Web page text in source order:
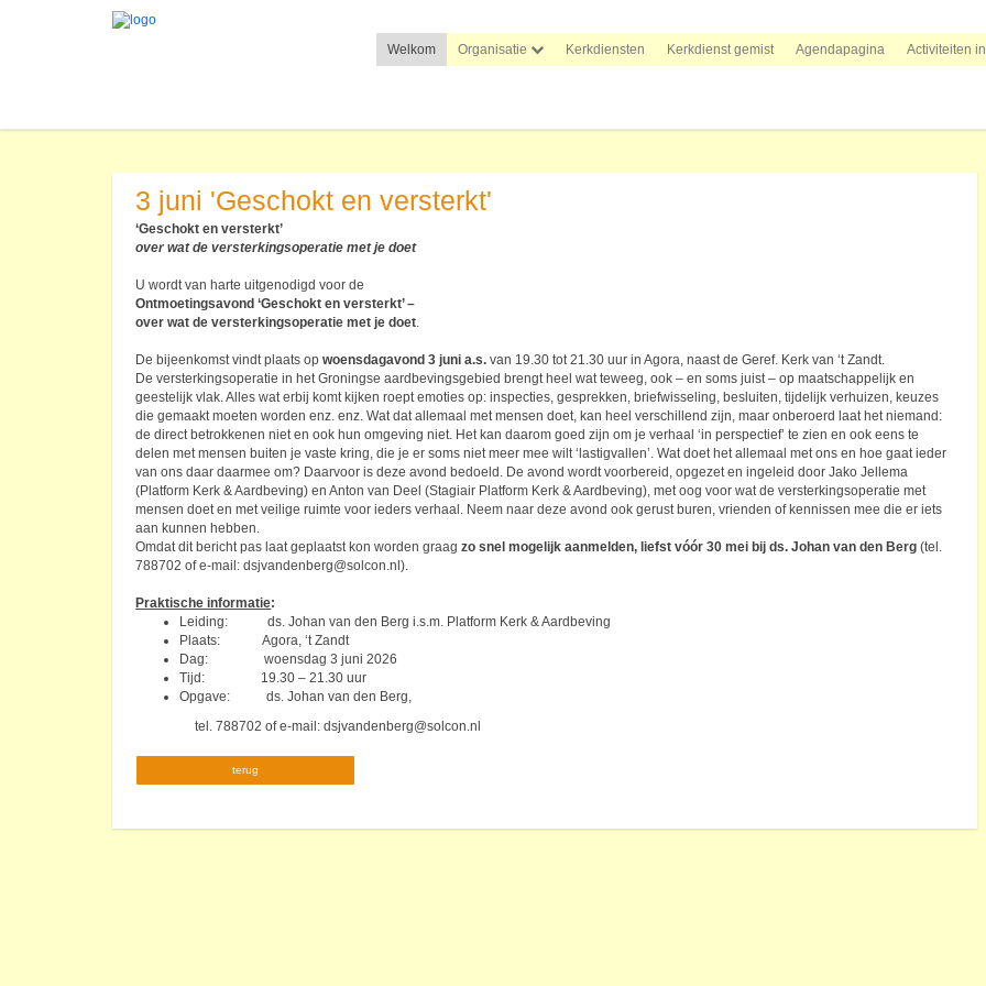
Welkom Organisatie Kerkdiensten Kerkdienst gemist Agendapagina Activiteiten
3 juni 'Geschokt en versterkt'
‘Geschokt en versterkt’
over wat de versterkingsoperatie met je doet
U wordt van harte uitgenodigd voor de
Ontmoetingsavond ‘Geschokt en versterkt’ –
over wat de versterkingsoperatie met je doet.
De bijeenkomst vindt plaats opwoensdagavond 3 juni a.s. van 19.30 tot 21.30 uur in Agora, naast de Geref. Kerk van ‘t Zandt.
De versterkingsoperatie in het Groningse aardbevingsgebied brengt heel wat teweeg, ook – en soms juist – op maatschappelijk en
geestelijk vlak. Alles wat erbij komt kijken roept emoties op: inspecties, gesprekken, briefwisseling, besluiten, tijdelijk verhuizen, keuzes
die gemaakt moeten worden enz. enz. Wat dat allemaal met mensen doet, kan heel verschillend zijn, maar onberoerd laat het niemand:
de direct betrokkenen niet en ook hun omgeving niet. Het kan daarom goed zijn om je verhaal ‘in perspectief’ te zien en ook eens te
delen met mensen buiten je vaste kring, die je er soms niet meer mee wilt ‘lastigvallen’. Wat doet het allemaal met ons en hoe gaat ieder
van ons daar daarmee om? Daarvoor is deze avond bedoeld. De avond wordt voorbereid, opgezet en ingeleid door Jako Jellema
(Platform Kerk & Aardbeving) en Anton van Deel (Stagiair Platform Kerk & Aardbeving), met oog voor wat de versterkingsoperatie met
mensen doet en met veilige ruimte voor ieders verhaal. Neem naar deze avond ook gerust buren, vrienden of kennissen mee die er iets
aan kunnen hebben.
Omdat dit bericht pas laat geplaatst kon worden graagzo snel mogelijk aanmelden, liefst vóór 30 mei bij ds. Johan van den Berg (tel.
788702 of e-mail: dsjvandenberg@solcon.nl).
Praktische informatie:
Leiding: ds. Johan van den Berg i.s.m. Platform Kerk & Aardbeving
Plaats: Agora, ‘t Zandt
Dag: woensdag 3 juni 2026
Tijd: 19.30 – 21.30 uur
Opgave: ds. Johan van den Berg,
tel. 788702 of e-mail: dsjvandenberg@solcon.nl
terug